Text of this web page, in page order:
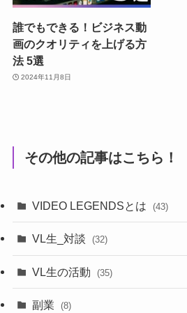
誰でもできる！ビジネス動
画のクオリティを上げる方
法 5選
2024年11月8日
その他の記事はこちら！
VIDEO LEGENDSとは (43)
VL生_対談 (32)
VL生の活動 (35)
副業 (8)